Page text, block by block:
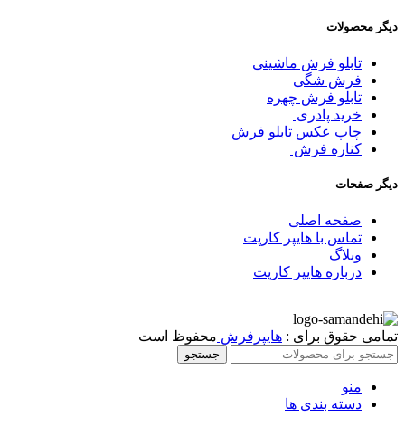
دیگر محصولات
تابلو فرش ماشینی
فرش شگی
تابلو فرش چهره
خرید پادری
چاپ عکس تابلو فرش
کناره فرش
دیگر صفحات
صفحه اصلی
تماس با هایپر کارپت
وبلاگ
درباره هایپر کارپت
تمامی حقوق برای : هایپرفرش محفوظ است
جستجو
منو
دسته بندی ها